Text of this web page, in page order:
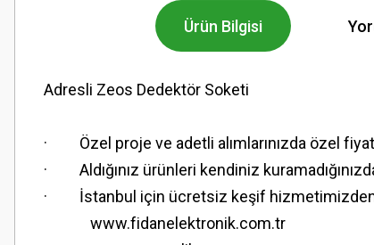
Ürün Bilgisi
Adresli Zeos Dedektör Soketi
· Özel proje ve adetli alımlarınızda özel
· Aldığınız ürünleri kendiniz
· İstanbul için ücretsiz keşif hizmetimizden
www.fidanelektronik.com.tr